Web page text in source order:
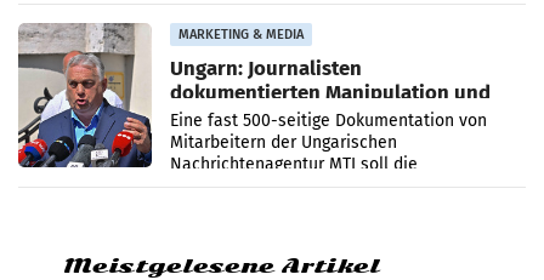
Anna Kalina-Mahr.
MARKETING & MEDIA
Ungarn: Journalisten
dokumentierten Manipulation und
Zensur
Eine fast 500-seitige Dokumentation von
Mitarbeitern der Ungarischen
Nachrichtenagentur MTI soll die
systematische Nachrichten-Manipulation und
Meistgelesene Artikel